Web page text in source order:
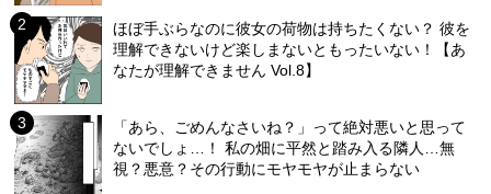
ほぼ手ぶらなのに彼女の荷物は持ちたくない？ 彼を
理解できないけど楽しまないともったいない！【あ
なたが理解できません Vol.8】
「あら、ごめんなさいね？」って絶対悪いと思って
ないでしょ…！ 私の畑に平然と踏み入る隣人…無
視？悪意？その行動にモヤモヤが止まらない